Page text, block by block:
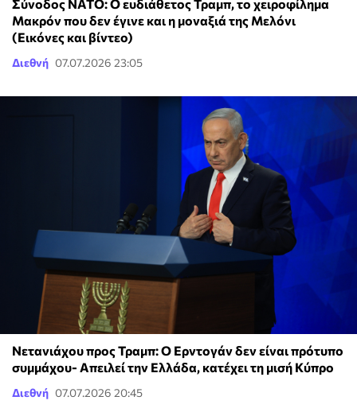
Σύνοδος ΝΑΤΟ: Ο ευδιάθετος Τραμπ, το χειροφίλημα
Μακρόν που δεν έγινε και η μοναξιά της Μελόνι
(Εικόνες και βίντεο)
Διεθνή 07.07.2026 23:05
Νετανιάχου προς Τραμπ: Ο Ερντογάν δεν είναι πρότυπο
συμμάχου- Απειλεί την Ελλάδα, κατέχει τη μισή Κύπρο
Διεθνή 07.07.2026 20:45